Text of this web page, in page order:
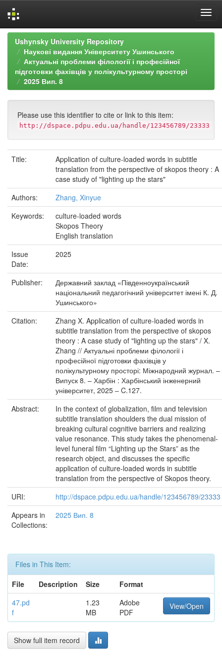
Skip
navigation
Ushynsky University Repository
Наукові видання Університету Ушинського
Актуальні проблеми філології і професійної
підготовки фахівців у полікультурному просторі
2025 Вип. 8
Please use this identifier to cite or link to this item:
http://dspace.pdpu.edu.ua/handle/123456789/23333
Title:
Application of culture-loaded words in subtitle
translation from the perspective of skopos theory : A
case study of "lighting up the stars"
Authors:
Zhang, Xinyue
Keywords:
culture-loaded words
Skopos Theory
English translation
Issue
Date:
2025
Publisher:
Державний заклад «Південноукраїнський
національний педагогічний університет імені К. Д.
Ушинського»
Citation:
Zhang X. Application of culture-loaded words in
subtitle translation from the perspective of skopos
theory : A case study of "lighting up the stars" / X.
Zhang // Актуальні проблеми філології і
професійної підготовки фахівців у
полікультурному просторі: Міжнародний журнал. –
Випуск 8. – Харбін : Харбінський інженерний
університет, 2025 ‒ C.127.
Abstract:
In the context of globalization, film and television
subtitle translation shoulders the dual mission of
breaking cultural cognitive barriers and realizing
value resonance. This study takes the phenomenal-
level funeral film “Lighting up the Stars” as the
research object, and discusses the specific
application of culture-loaded words in subtitle
translation from the perspective of Skopos theory.
URI:
http://dspace.pdpu.edu.ua/handle/123456789/23333
Appears in
Collections:
2025 Вип. 8
Files in This Item:
File
Description Size
Format
47.pd
f
1.23
MB
Adobe
PDF
View/Open
Show full item record